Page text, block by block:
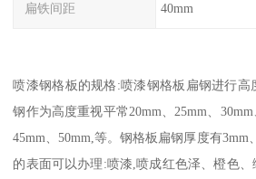
扁铁间距 40mm
喷漆钢格板的规格:喷漆钢格板扁钢进行
钢作为高度重视平常20mm、25mm、30mm
45mm、50mm,等。钢格板扁钢厚度有3mm
的表面可以办理:喷漆,喷成红色泽、橙色